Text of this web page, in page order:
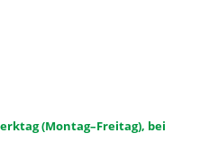
(Montag–Freitag), bei